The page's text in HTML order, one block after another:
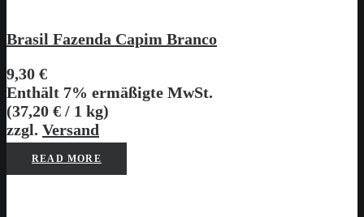
Brasil Fazenda Capim Branco
9,30 €
Enthält 7% ermäßigte MwSt.
(37,20 € / 1 kg)
zzgl. Versand
READ MORE